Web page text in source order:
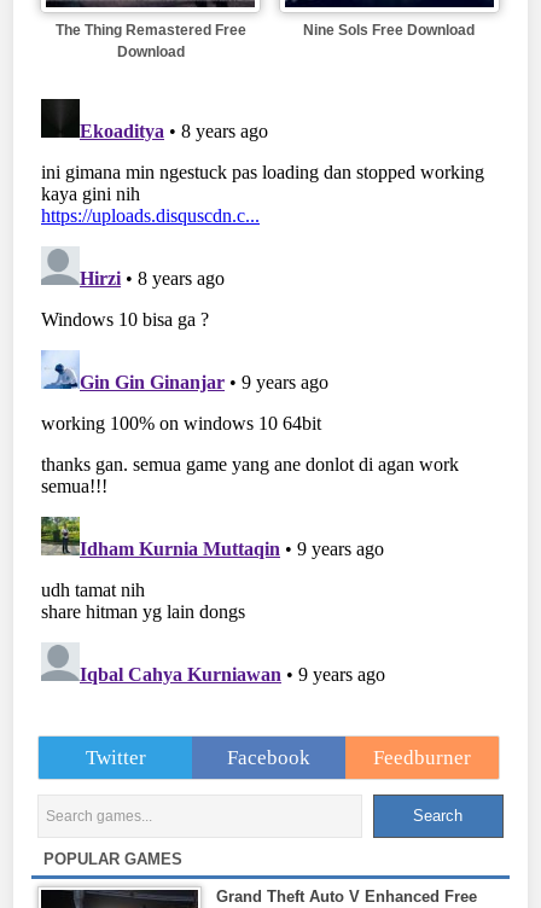
The Thing Remastered Free
Download
Nine Sols Free Download
Twitter Facebook Feedburner
POPULAR GAMES
Grand Theft Auto V Enhanced Free